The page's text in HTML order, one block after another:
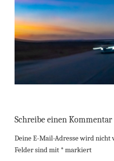
Schreibe einen Kommentar
Deine E-Mail-Adresse wird
Felder sind mit *markiert